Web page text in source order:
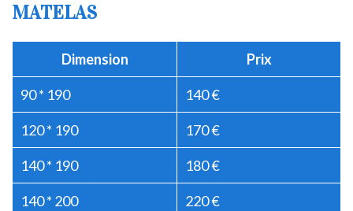
MATELAS
Dimension Prix
90 * 190 140 €
120 * 190 170 €
140 * 190 180 €
140 * 200 220 €